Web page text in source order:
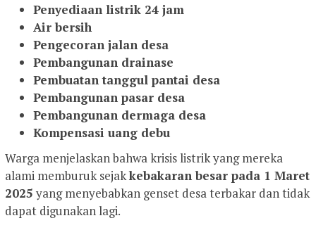
Penyediaan listrik 24 jam
Air bersih
Pengecoran jalan desa
Pembangunan drainase
Pembuatan tanggul pantai desa
Pembangunan pasar desa
Pembangunan dermaga desa
Kompensasi uang debu
Warga menjelaskan bahwa krisis listrik yang mereka
alami memburuk sejakkebakaran besar pada 1 Maret
2025 yang menyebabkan genset desa terbakar dan tidak
dapat digunakan lagi.